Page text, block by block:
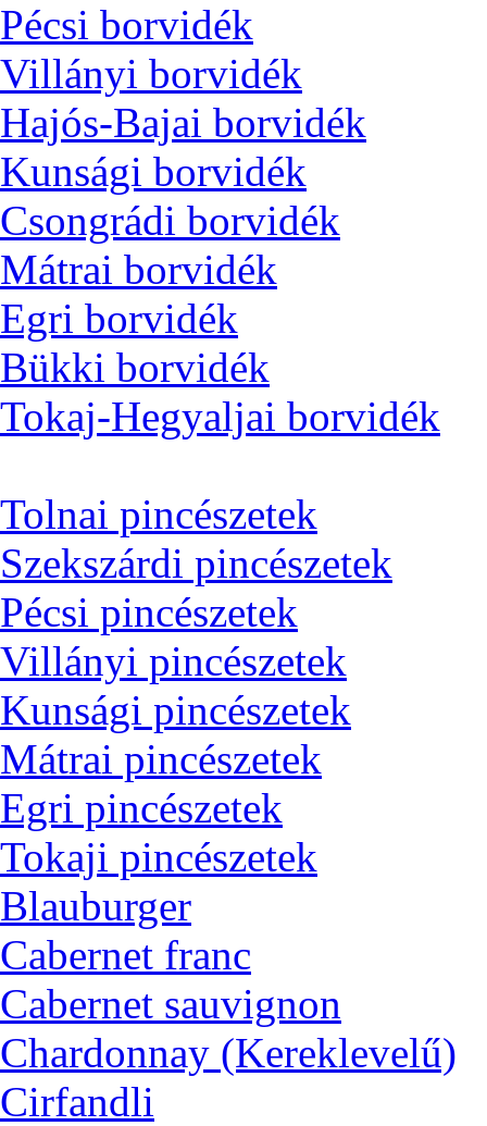
Pécsi borvidék
Villányi borvidék
Hajós-Bajai borvidék
Kunsági borvidék
Csongrádi borvidék
Mátrai borvidék
Egri borvidék
Bükki borvidék
Tokaj-Hegyaljai borvidék
Tolnai pincészetek
Szekszárdi pincészetek
Pécsi pincészetek
Villányi pincészetek
Kunsági pincészetek
Mátrai pincészetek
Egri pincészetek
Tokaji pincészetek
Blauburger
Cabernet franc
Cabernet sauvignon
Chardonnay (Kereklevelű)
Cirfandli